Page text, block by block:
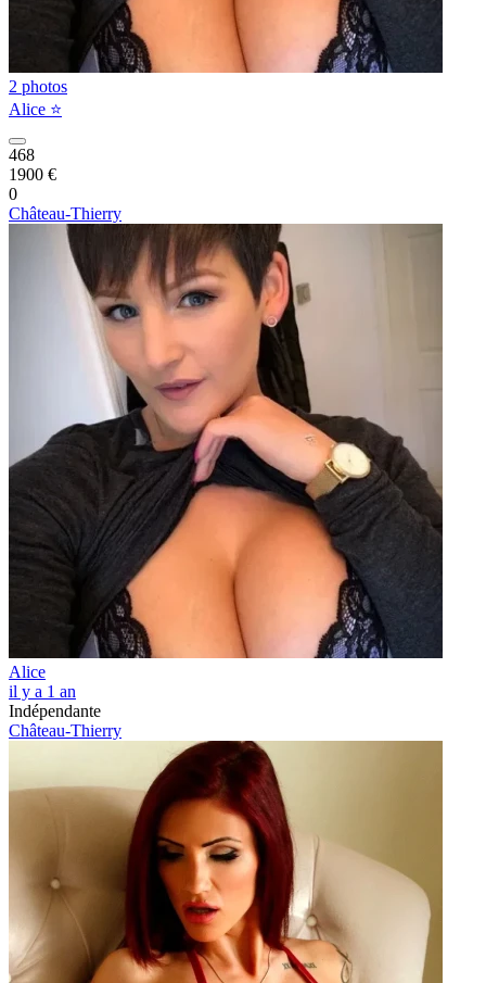
2 photos
Alice ⭐️
468
1900 €
0
Château-Thierry
Alice
il y a 1 an
Indépendante
Château-Thierry